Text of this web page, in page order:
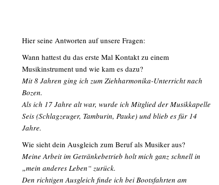
Hier seine Antworten auf unsere Fragen:
Wann hattest du das erste Mal Kontakt zu einem
Musikinstrument und wie kam es dazu?
Mit 8 Jahren ging ich zum Ziehharmonika-Unterricht nach
Bozen.
Als ich 17 Jahre alt war, wurde ich Mitglied der Musikkapelle
Seis (Schlagzeuger, Tamburin, Pauke) und blieb es für 14
Jahre.
Wie sieht dein Ausgleich zum Beruf als Musiker aus?
Meine Arbeit im Getränkebetrieb holt mich ganz schnell in
„mein anderes Leben“ zurück.
Den richtigen Ausgleich finde ich bei Bootsfahrten am